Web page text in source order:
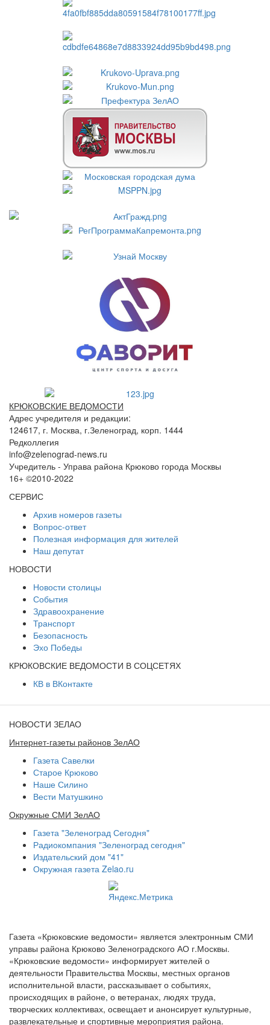
КРЮКОВСКИЕ ВЕДОМОСТИ
Адрес учредителя и редакции:
124617, г. Москва, г.Зеленоград, корп. 1444
Редколлегия
info@zelenograd-news.ru
Учредитель - Управа района Крюково города Москвы
16+ ©2010-2022
СЕРВИС
Архив номеров газеты
Вопрос-ответ
Полезная информация для жителей
Наш депутат
НОВОСТИ
Новости столицы
События
Здравоохранение
Транспорт
Безопасность
Эхо Победы
КРЮКОВСКИЕ ВЕДОМОСТИ В СОЦСЕТЯХ
КВ в ВКонтакте
НОВОСТИ ЗЕЛАО
Интернет-газеты районов ЗелАО
Газета Савелки
Старое Крюково
Наше Силино
Вести Матушкино
Окружные СМИ ЗелАО
Газета "Зеленоград Сегодня"
Радиокомпания "Зеленоград сегодня"
Издательский дом "41"
Окружная газета Zelao.ru
Газета «Крюковские ведомости» является электронным СМИ
управы района Крюково Зеленоградского АО г.Москвы.
«Крюковские ведомости» информирует жителей о
деятельности Правительства Москвы, местных органов
исполнительной власти, рассказывает о событиях,
происходящих в районе, о ветеранах, людях труда,
творческих коллективах, освещает и анонсирует культурные,
развлекательные и спортивные мероприятия района.